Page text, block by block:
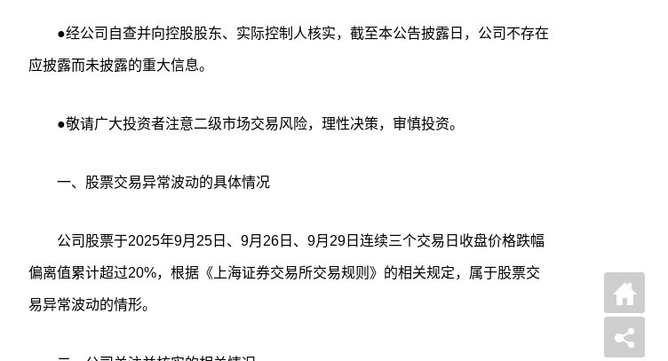
●经公司自查并向控股股东、实际控制人核实，截至本公告披露日，公司不存在
应披露而未披露的重大信息。
●敬请广大投资者注意二级市场交易风险，理性决策，审慎投资。
一、股票交易异常波动的具体情况
公司股票于2025年9月25日、9月26日、9月29日连续三个交易日收盘价格跌幅
偏离值累计超过20%，根据《上海证券交易所交易规则》的相关规定，属于股票交
易异常波动的情形。